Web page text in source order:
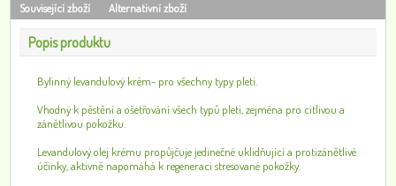
Související zboží
Alternativní zboží
Popis produktu
Bylinný levandulový krém- pro všechny typy pleti.
Vhodný k pěstění a ošetřování všech typů pleti, zejména pro citlivou a
zánětlivou pokožku.
Levandulový olej krému propůjčuje jedinečné uklidňující a protizánětlivé
účinky, aktivně napomáhá k regeneraci stresované pokožky.